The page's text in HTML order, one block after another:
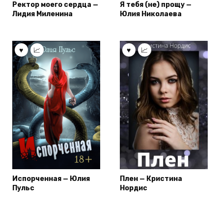
Ректор моего сердца —
Лидия Миленина
Я тебя (не) прощу —
Юлия Николаева
Испорченная — Юлия
Пульс
Плен — Кристина
Нордис